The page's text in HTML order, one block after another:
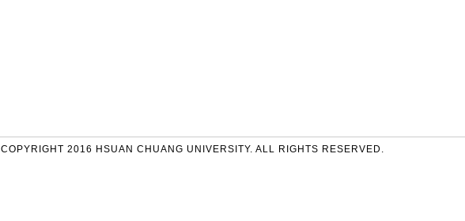
COPYRIGHT 2016 HSUAN CHUANG UNIVERSITY. ALL RIGHTS RESERVED.